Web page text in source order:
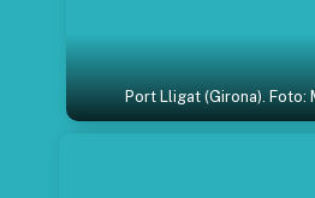
Port Lligat (Girona). Foto: